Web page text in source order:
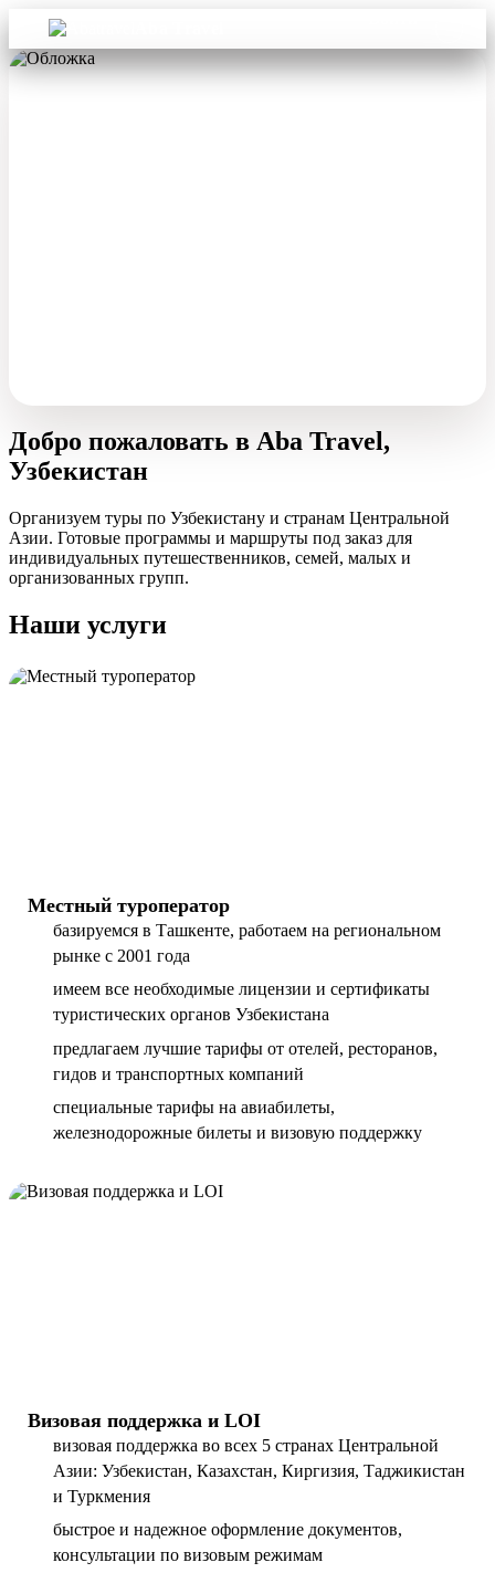
Добро пожаловать в Aba Travel,
Узбекистан
Организуем туры по Узбекистану и странам Центральной
Азии. Готовые программы и маршруты под заказ для
индивидуальных путешественников, семей, малых и
организованных групп.
Наши услуги
Местный туроператор
базируемся в Ташкенте, работаем на региональном
рынке с 2001 года
имеем все необходимые лицензии и сертификаты
туристических органов Узбекистана
предлагаем лучшие тарифы от отелей, ресторанов,
гидов и транспортных компаний
специальные тарифы на авиабилеты,
железнодорожные билеты и визовую поддержку
Визовая поддержка и LOI
визовая поддержка во всех 5 странах Центральной
Азии: Узбекистан, Казахстан, Киргизия, Таджикистан
и Туркмения
быстрое и надежное оформление документов,
консультации по визовым режимам